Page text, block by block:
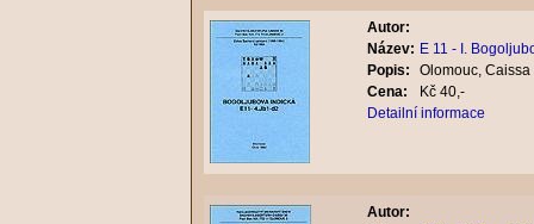
Autor:
Název: E 11 - I.
Popis:
Olomouc,
Cena:
Kč 40,-
Detailní informace
Autor: